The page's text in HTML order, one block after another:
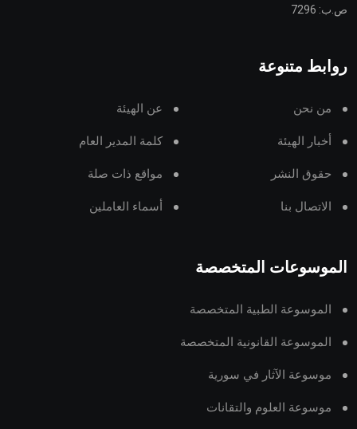
ص.ب: 7296
روابط متنوعة
من نحن عن الهيئة
أخبار الهيئة كلمة المدير العام
حقوق النشر مواقع ذات صلة
الاتصال بنا أسماء العاملين
الموسوعات المتخصصة
الموسوعة الطبية المتخصصة
الموسوعة القانونية المتخصصة
موسوعة الآثار في سورية
موسوعة العلوم والتقانات